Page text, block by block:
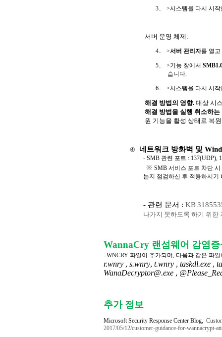
3.. >시스템을 다시 시작
서버 운영 체제 :
4.. >서버 관리자를 열고
5.. >기능 창에서
습니다.
6.. >시스템을 다시 시작
해결 방법의 영향. 대상 시
해결 방법을 실행 취소하는
원 기능을 활성 상태로 복
④ 네트워크 방화벽 및
- SMB 관련 포트 : 137(UDP),
※ SMB 서비스 포트 차단
는지 점검하신 후 적용하시기
- 관련 문서 : KB
나가지 못하도록 하기 위한
WannaCry 랜섬웨어 감염증
..WNCRY 파일이 추가되며 다음과 같은 파
r.wnry, s.wnry, t.wnry, taskdl.exe,
WanaDecryptor@.exe,
추가 정보
Microsoft Security Response Center Blog,
2017/05/12/customer-guidance-for-wannacrypt-